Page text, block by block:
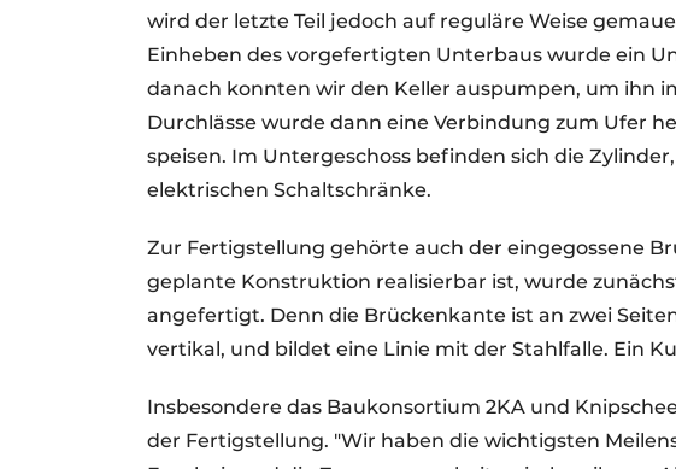
wird der letzte Teil jedoch auf reguläre Weise
Einheben des vorgefertigten Unterbaus wurde ein
danach konnten wir den Keller auspumpen, um ihn
Durchlässe wurde dann eine Verbindung zum Ufer
speisen. Im Untergeschoss befinden sich die
elektrischen Schaltschränke.
Zur Fertigstellung gehörte auch der eingegossene
geplante Konstruktion realisierbar ist, wurde
angefertigt. Denn die Brückenkante ist an zwei
vertikal, und bildet eine Linie mit der Stahlfalle. Ein
Insbesondere das Baukonsortium 2KA und
der Fertigstellung. "Wir haben die wichtigsten